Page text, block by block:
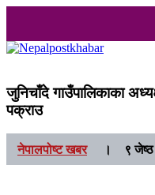
जुनिचाँदे गाउँपालिकाका
पक्राउ
नेपालपोष्ट खबर। ९